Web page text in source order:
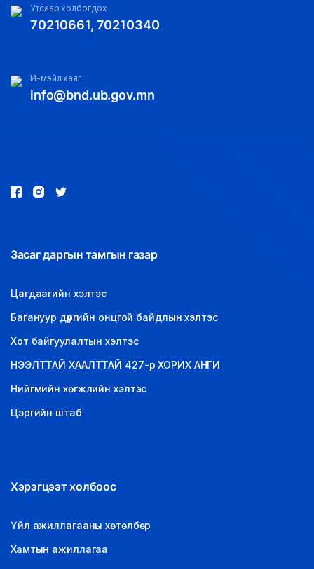
Утсаар холбогдох
70210661, 70210340
И-мэйл хаяг
info@bnd.ub.gov.mn
Засаг даргын тамгын газар
Цагдаагийн хэлтэс
Багануур дүүргийн онцгой байдлын хэлтэс
Хот байгуулалтын хэлтэс
НЭЭЛТТАЙ ХААЛТТАЙ 427-р ХОРИХ АНГИ
Нийгмийн хөгжлийн хэлтэс
Цэргийн штаб
Хэрэгцээт холбоос
Үйл ажиллагааны хөтөлбөр
Хамтын ажиллагаа